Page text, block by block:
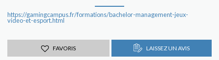
https://gamingcampus.fr/formations/bachelor-management-jeux-
video-et-esport.html
FAVORIS LAISSEZ UN AVIS